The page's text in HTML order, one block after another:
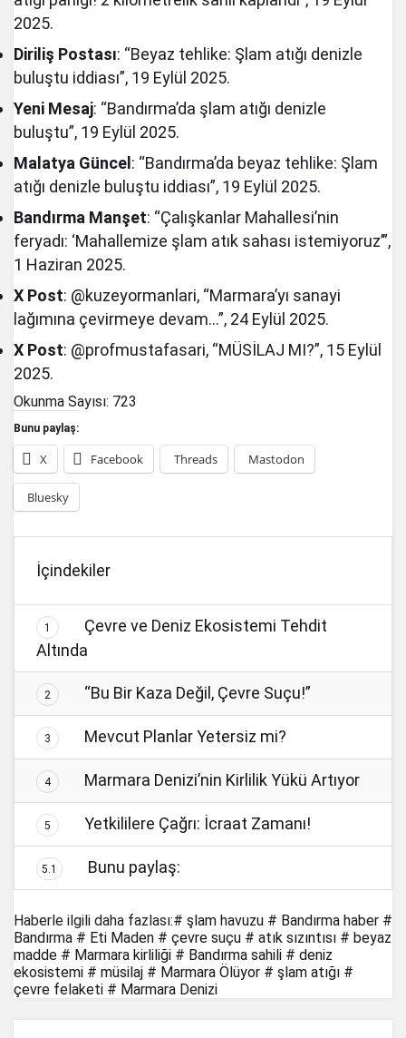
2025.
Diriliş Postası: “Beyaz tehlike: Şlam atığı denizle
buluştu iddiası”, 19 Eylül 2025.
Yeni Mesaj: “Bandırma’da şlam atığı denizle
buluştu”, 19 Eylül 2025.
Malatya Güncel : “Bandırma’da beyaz tehlike: Şlam
atığı denizle buluştu iddiası”, 19 Eylül 2025.
Bandırma Manşet: “Çalışkanlar Mahallesi’nin
feryadı: ‘Mahallemize şlam atık sahası istemiyoruz’”,
1 Haziran 2025.
X Post: @kuzeyormanlari, “Marmara’yı sanayi
lağımına çevirmeye devam…”, 24 Eylül 2025.
X Post: @profmustafasari, “MÜSİLAJ MI?”, 15 Eylül
2025.
Okunma Sayısı: 723
Bunu paylaş:
X Facebook Threads Mastodon
Bluesky
İçindekiler
1
Çevre ve Deniz Ekosistemi Tehdit
Altında
2 “Bu Bir Kaza Değil, Çevre Suçu!”
3 Mevcut Planlar Yetersiz mi?
4 Marmara Denizi’nin Kirlilik Yükü Artıyor
5 Yetkililere Çağrı: İcraat Zamanı!
5.1 Bunu paylaş:
Haberle ilgili daha fazlası:# şlam havuzu # Bandırma haber #
Bandırma # Eti Maden # çevre suçu # atık sızıntısı # beyaz
madde # Marmara kirliliği # Bandırma sahili # deniz
ekosistemi # müsilaj # Marmara Ölüyor # şlam atığı #
çevre felaketi # Marmara Denizi